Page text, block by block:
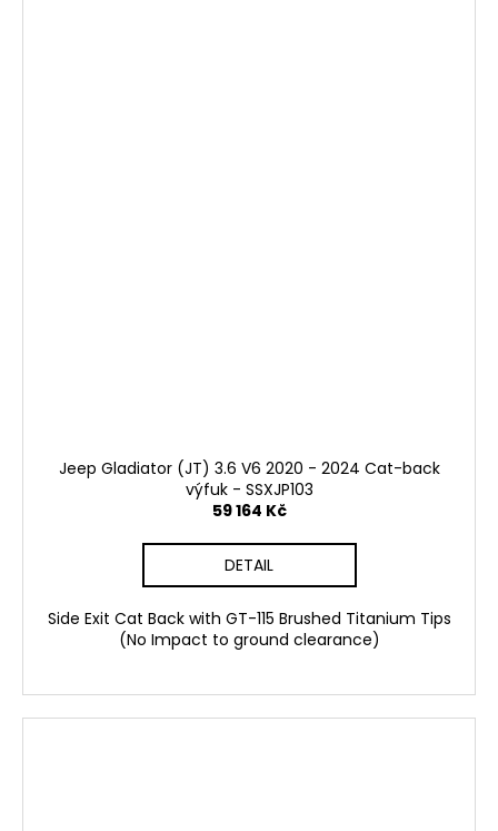
Jeep Gladiator (JT) 3.6 V6 2020 - 2024 Cat-back
výfuk - SSXJP103
59 164 Kč
DETAIL
Side Exit Cat Back with GT-115 Brushed Titanium Tips
(No Impact to ground clearance)